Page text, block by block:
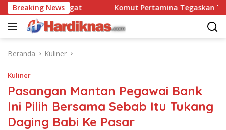
Langsung
ke
konten
Breaking News
90 Pasgat Komut Pertamina Tegaskan Tak
Beranda Kuliner
Kuliner
Pasangan Mantan Pegawai Bank
Ini Pilih Bersama Sebab Itu Tukang
Daging Babi Ke Pasar